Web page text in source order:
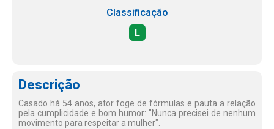
Classificação
L
Descrição
Casado há 54 anos, ator foge de fórmulas e pauta a relação
pela cumplicidade e bom humor: "Nunca precisei de nenhum
movimento para respeitar a mulher".